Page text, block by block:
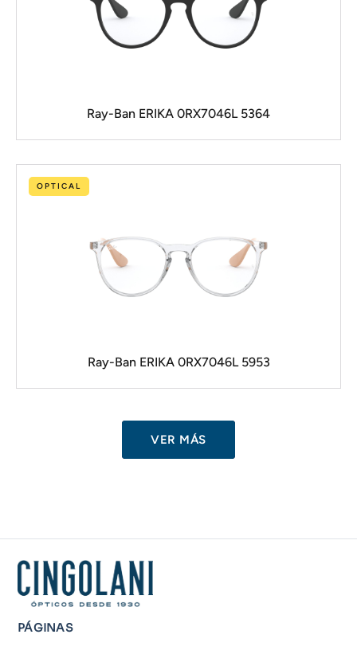
Ray-Ban ERIKA 0RX7046L 5364
OPTICAL
Ray-Ban ERIKA 0RX7046L 5953
VER MÁS
PÁGINAS